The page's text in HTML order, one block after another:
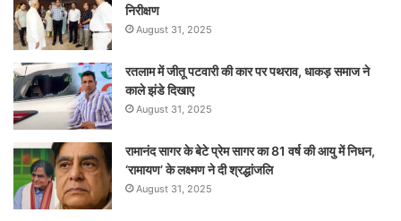
निरीक्षण
August 31, 2025
रतलाम में जीतू पटवारी की कार पर पथराव, धाकड़ समाज ने
काले झंडे दिखाए
August 31, 2025
रामानंद सागर के बेटे प्रेम सागर का 81 वर्ष की आयु में निधन,
‘रामायण’ के लक्ष्मण ने दी श्रद्धांजलि
August 31, 2025